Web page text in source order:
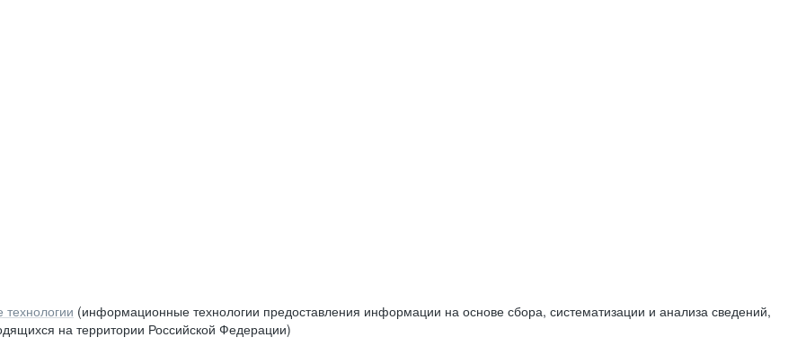
(информационные технологии предоставления информации на основе сбора, систематизации и анализа сведений,
на территории Российской Федерации)